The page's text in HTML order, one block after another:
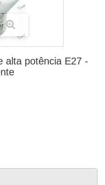
alta potência E27 -